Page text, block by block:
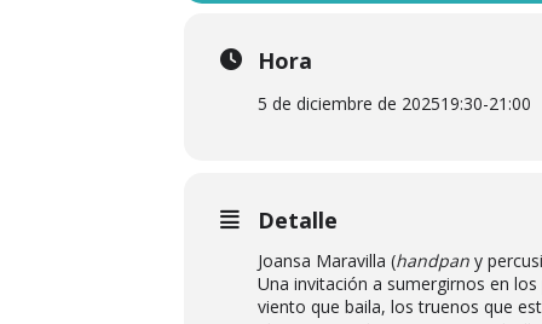
Hora
5 de diciembre de 202519:30-21:00
Detalle
Joansa Maravilla (handpan y
Una invitación a sumergirnos en
viento que baila, los truenos que